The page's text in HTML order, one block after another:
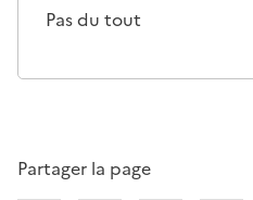
Pas du tout
Partager la page